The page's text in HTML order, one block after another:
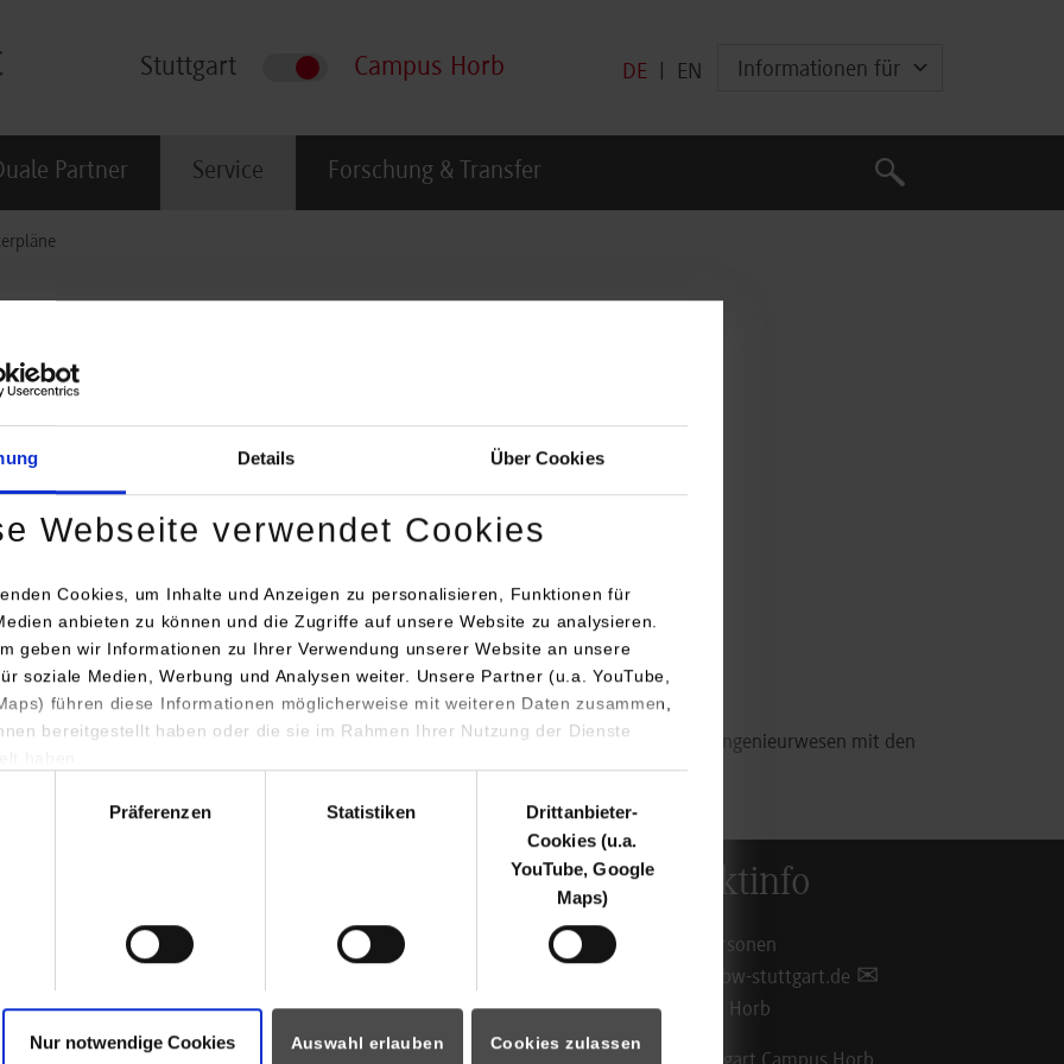
Details Über Cookies
Webseite verwendet Cookies
Cookies, um Inhalte und Anzeigen zu personalisieren, Funktionen für
anbieten zu können und die Zugriffe auf unsere Website zu analysieren.
geben wir Informationen zu Ihrer Verwendung unserer Website an unsere
soziale Medien, Werbung und Analysen weiter. Unsere Partner (u.a. YouTube,
führen diese Informationen möglicherweise mit weiteren Daten zusammen,
bereitgestellt haben oder die sie im Rahmen Ihrer Nutzung der Dienste
Präferenzen Statistiken
Drittanbieter-
Cookies (u.a.
YouTube, Google
Maps)
Nur notwendige Cookies Auswahl erlauben Cookies zulassen
Stuttgart Campus Horb DE EN Informationen für
Partner Service Forschung & Transfer
Suche
Suche
Horb
aller Studiengänge am Campus Horb
und Informationstechnik, Informatik, Maschinenbau, Mechatronik und Wirtschaftsingenieurwesen mit den
des jeweiligen Studiengangs.
Partner
Studierendenportale
Dualis
Intranet
Kontaktinfo
Ansprechpersonen
info@hb.dhbw-stuttgart.de
Standorte in Horb